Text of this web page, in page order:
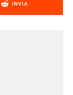
INVIA